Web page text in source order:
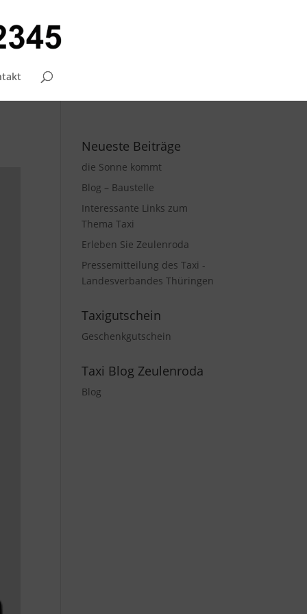
Neueste Beiträge
die Sonne kommt
Blog – Baustelle
Interessante Links zum
Thema Taxi
Erleben Sie Zeulenroda
Pressemitteilung des Taxi -
Landesverbandes Thüringen
Taxigutschein
Geschenkgutschein
Taxi Blog Zeulenroda
Blog